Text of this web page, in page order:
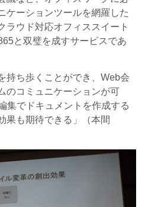
ケーションツールを網羅した
ラウド対応オフィススイート
と双璧を成すサービスであ
ち歩くことができ、Web会
のコミュニケーションが可
集でドキュメントを作成する
果も期待できる」（本間